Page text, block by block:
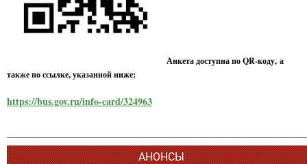
Анкета доступна по QR-коду, а
также по ссылке, указанной ниже:
https://bus.gov.ru/info-card/324963
АНОНСЫ